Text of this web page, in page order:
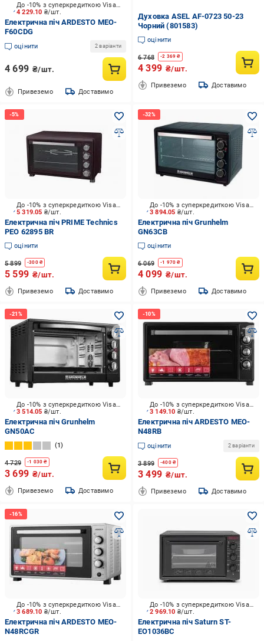
4 229.10 ₴/шт.
До -10% з суперкредиткою Visa Вигода
Електрична піч ARDESTO MEO-
F60CDG
оцінити 2 варіанти
4 699 ₴/шт.
Привеземо Доставимо
Духовка ASEL AF-0723 50-23
Чорний (801583)
оцінити
6 768 -2 369 ₴
4 399 ₴/шт.
Привеземо Доставимо
5 319.05 ₴/шт.
До -10% з суперкредиткою Visa Вигода
Електрична піч PRIME Technics
PEO 62895 BR
оцінити
5 899 -300₴
5 599 ₴/шт.
Привеземо Доставимо
3 894.05 ₴/шт.
До -10% з суперкредиткою Visa Вигода
Електрична піч Grunhelm
GN63СВ
оцінити
6 069 -1 970 ₴
4 099 ₴/шт.
Привеземо Доставимо
3 514.05 ₴/шт.
До -10% з суперкредиткою Visa Вигода
Електрична піч Grunhelm
GN50AC
1
4 729 -1 030 ₴
3 699 ₴/шт.
Привеземо Доставимо
3 149.10 ₴/шт.
До -10% з суперкредиткою Visa Вигода
Електрична піч ARDESTO MEO-
N48RB
оцінити 2 варіанти
3 899 -400₴
3 499 ₴/шт.
Привеземо Доставимо
3 689.10 ₴/шт.
До -10% з суперкредиткою Visa Вигода
Електрична піч ARDESTO MEO-
N48RCGR
2 969.10 ₴/шт.
До -10% з суперкредиткою Visa Вигода
Електрична піч Saturn ST-
EO1036BC